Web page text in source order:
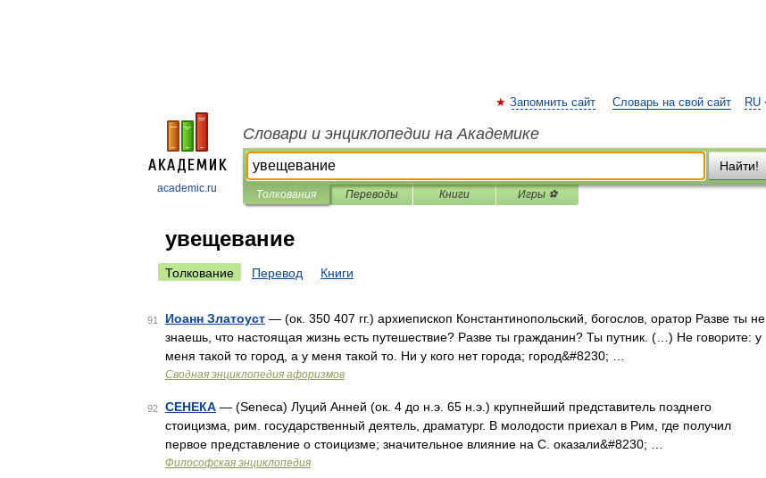
academic.ru
RU
Запомнить сайт Словарь на свой сайт
Словари и энциклопедии на Академике
Найти!
Толкования Переводы Книги Игры ⚽
увещевание
Толкование Перевод Книги
91 Иоанн Златоуст — (ок. 350 407 гг.) архиепископ Константинопольский, богослов, оратор Разве ты не
знаешь, что настоящая жизнь есть путешествие? Разве ты гражданин? Ты путник. (…) Не говорите: у
меня такой то город, а у меня такой то. Ни у кого нет города; город&#8230; …
Сводная энциклопедия афоризмов
92 СЕНЕКА — (Seneca) Луций Анней (ок. 4 до н.э. 65 н.э.) крупнейший представитель позднего
стоицизма, рим. государственный деятель, драматург. В молодости приехал в Рим, где получил
первое представление о стоицизме; значительное влияние на С. оказали&#8230; …
Философская энциклопедия